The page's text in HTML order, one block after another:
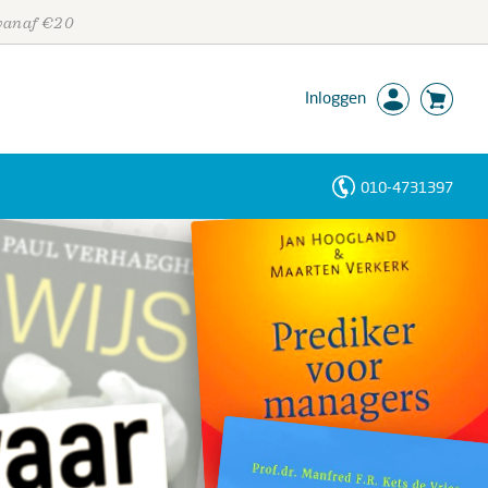
€20
Inloggen
010-4731397
Personen
Trefwoorden